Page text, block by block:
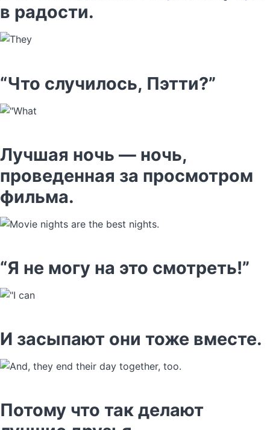
в радости.
“Что случилось, Пэтти?”
Лучшая ночь — ночь,
проведенная за просмотром
фильма.
“Я не могу на это смотреть!”
И засыпают они тоже вместе.
Потому что так делают